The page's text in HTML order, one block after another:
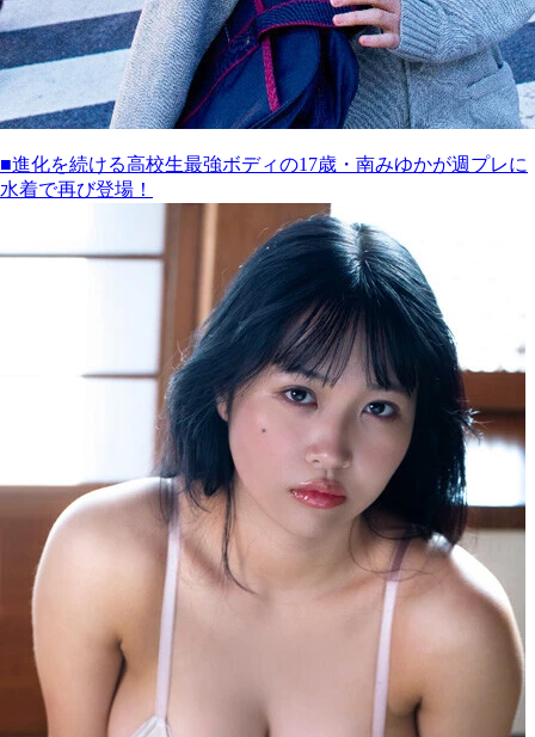
■進化を続ける高校生最強ボディの17歳・南みゆかが週プレに
水着で再び登場！